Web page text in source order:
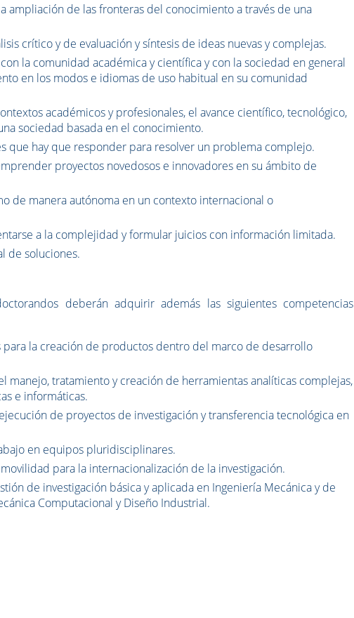
ampliación de las fronteras del conocimiento a través de una
crítico y de evaluación y síntesis de ideas nuevas y complejas.
la comunidad académica y científica y con la sociedad en general
en los modos e idiomas de uso habitual en su comunidad
académicos y profesionales, el avance científico, tecnológico,
sociedad basada en el conocimiento.
que hay que responder para resolver un problema complejo.
proyectos novedosos e innovadores en su ámbito de
de manera autónoma en un contexto internacional o
a la complejidad y formular juicios con información limitada.
de soluciones.
deberán adquirir además las siguientes competencias
para la creación de productos dentro del marco de desarrollo
manejo, tratamiento y creación de herramientas analíticas complejas,
e informáticas.
de proyectos de investigación y transferencia tecnológica en
en equipos pluridisciplinares.
para la internacionalización de la investigación.
de investigación básica y aplicada en Ingeniería Mecánica y de
Computacional y Diseño Industrial.